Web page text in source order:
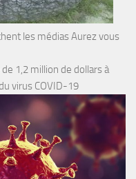
les médias Aurez vous
1,2 million de dollars à
virus COVID-19